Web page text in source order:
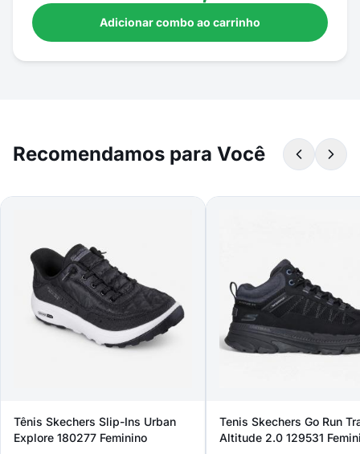
Adicionar combo ao carrinho
Recomendamos para Você
Tênis Skechers Slip-Ins Urban
Explore 180277 Feminino
Tenis Skechers Go Run
Altitude 2.0 129531